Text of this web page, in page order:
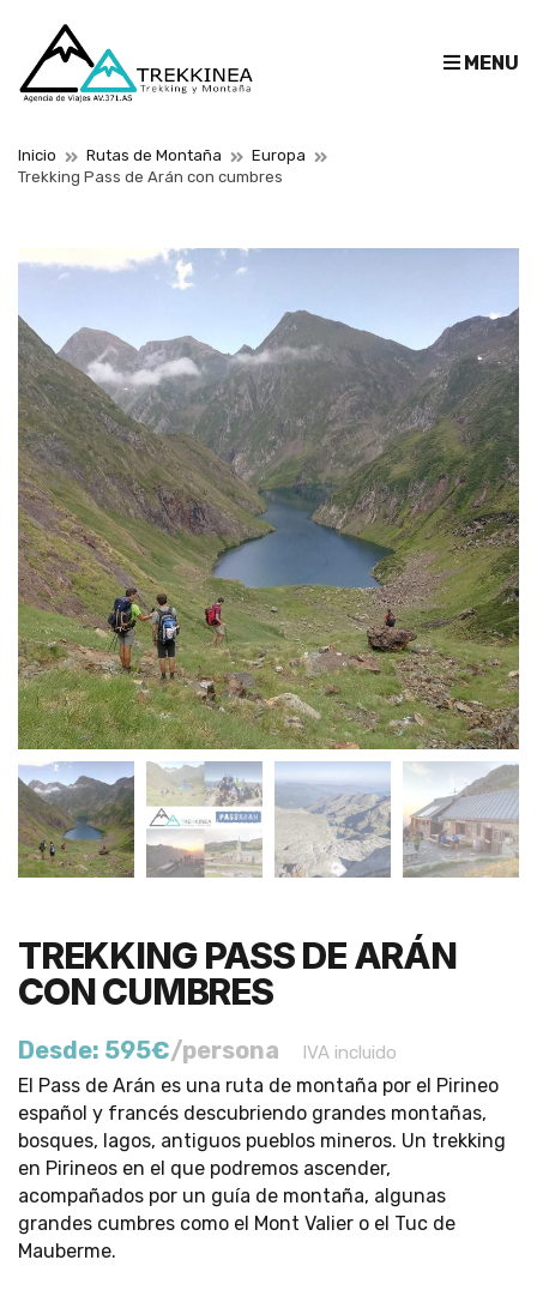
MENU
e
f
o
r
m
Inicio Rutas de Montaña
Europa
Trekking Pass de Arán con cumbres
TREKKING PASS DE ARÁN
CON CUMBRES
Desde: 595€/persona IVA incluido
El Pass de Arán es una ruta de montaña por el Pirineo
español y francés descubriendo grandes montañas,
bosques, lagos, antiguos pueblos mineros. Un trekking
en Pirineos en el que podremos ascender,
acompañados por un guía de montaña, algunas
grandes cumbres como el Mont Valier o el Tuc de
Mauberme.